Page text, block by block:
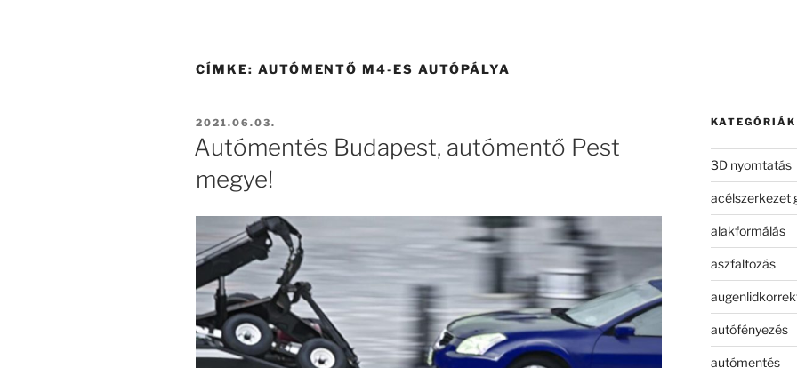
CÍMKE: AUTÓMENTŐ M4-ES AUTÓPÁLYA
BEKÜLDVE:
2021.06.03.
Autómentés Budapest, autómentő Pest
megye!
KATEGÓRIÁK
3D nyomtatás
acélszerkezet
alakformálás
aszfaltozás
autófényezés
autómentés